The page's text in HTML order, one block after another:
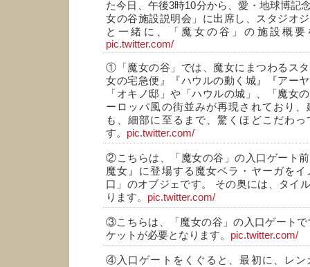
た今日、午後3時10分から、愛・地球博記
女の谷施設説明会」に出席し、スタジオ
と一緒に、「魔女の谷」の施設概
pic.twitter.com/
①「魔女の谷」では、魔女にまつわるス
女の宅急便』『ハウルの動く城』『アー
「オキノ邸」や「ハウルの城」、「魔女
ーロッパ風の街並みが再現されており
も、細部に至るまで、驚くほどこだわ
す。 pic.twitter.com/
②こちらは、「魔女の谷」の入口ゲート
魔女』に登場する魔女ベラ・ヤーガを
口」のオブジェです。 その奥には、タイ
ります。 pic.twitter.com/
③こちらは、「魔女の谷」の入口ゲート
ケットが必要となります。 pic.twitter.com/
④入口ゲートをくぐると、最初に、レン